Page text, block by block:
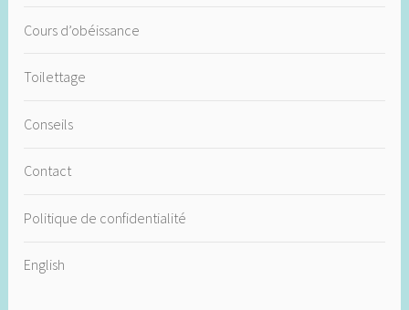
Cours d’obéissance
Toilettage
Conseils
Contact
Politique de confidentialité
English